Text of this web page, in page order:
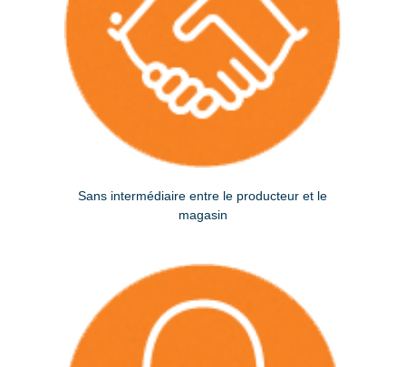
Sans intermédiaire entre le producteur et le
magasin